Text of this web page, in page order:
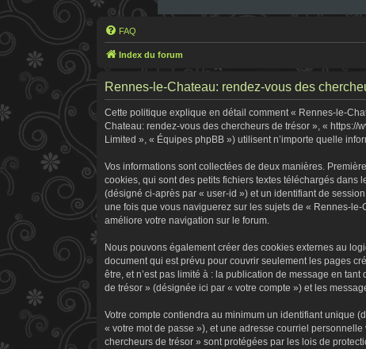
FAQ
Index du forum
Rennes-le-Chateau: rendez-vous des
Cette politique explique en détail comment « Rennes-le-
Chateau: rendez-vous des chercheurs de trésor », «
Limited », « Équipes phpBB ») utilisent n’importe quelle
Vos informations sont collectées de deux manières.
cookies, qui sont des petits fichiers textes téléchargés dans
(désigné ci-après par « user-id ») et un identifiant de
une fois que vous naviguerez sur les sujets de « Rennes-
améliore votre navigation sur le forum.
Nous pouvons également créer des cookies externes au
document qui est prévu pour couvrir seulement les pages
être, et n’est pas limité à : la publication de message en
de trésor » (désignée ici par « votre compte ») et les
Votre compte contiendra au minimum un identifiant unique
« votre mot de passe »), et une adresse courriel
chercheurs de trésor » sont protégées par les lois de